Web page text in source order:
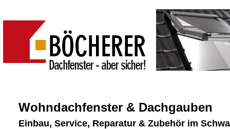
Wohndachfenster & Dachgauben
Einbau, Service, Reparatur & Zubehör im